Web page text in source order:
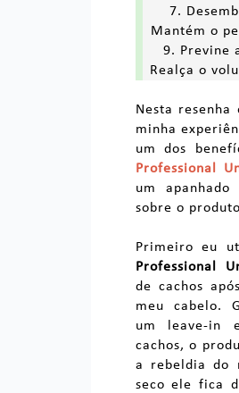
7.
Mantém o
9. Previne
Realça o
Nesta
minha
um dos
Professional
um
sobre o
Primeiro eu
Professional
de cachos
meu cabelo.
um leave-in
cachos, o
a rebeldia do
seco ele fica